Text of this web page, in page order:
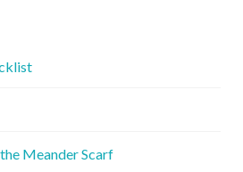
Meander Scarf